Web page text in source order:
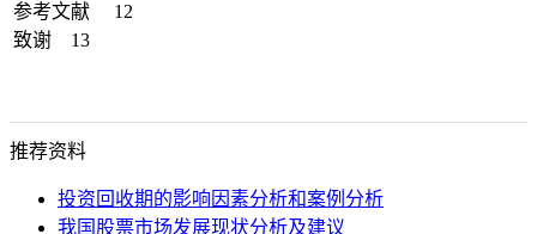
参考文献 12
致谢 13
推荐资料
投资回收期的影响因素分析和案例分析
我国股票市场发展现状分析及建议